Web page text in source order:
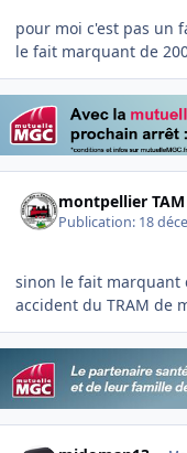
pour moi c'est pas un
le fait marquant de
montpellier TAM
Publication: 18
sinon le fait marquant
accident du TRAM de